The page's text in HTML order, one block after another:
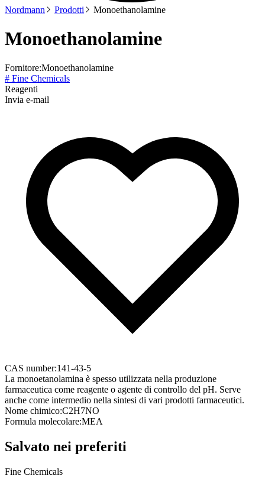
Nordmann Prodotti Monoethanolamine
Monoethanolamine
Fornitore:Monoethanolamine
# Fine Chemicals
Reagenti
Invia e-mail
CAS number:141-43-5
La monoetanolamina è spesso utilizzata nella produzione
farmaceutica come reagente o agente di controllo del pH. Serve
anche come intermedio nella sintesi di vari prodotti farmaceutici.
Nome chimico:C2H7NO
Formula molecolare:MEA
Salvato nei preferiti
Fine Chemicals